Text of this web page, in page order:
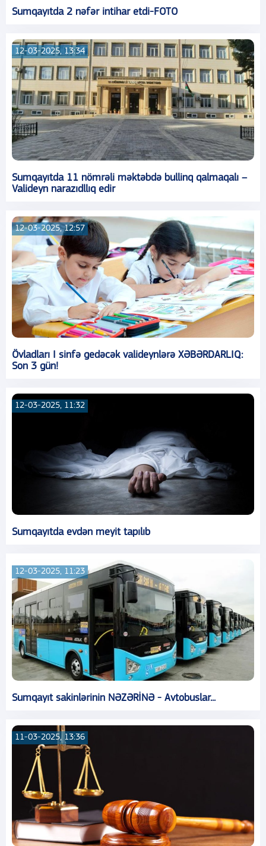
Sumqayıtda 2 nəfər intihar etdi-FOTO
12-03-2025, 13:34
Sumqayıtda 11 nömrəli məktəbdə bullinq qalmaqalı –
Valideyn narazıdllıq edir
12-03-2025, 12:57
Övladları I sinfə gedəcək valideynlərə XƏBƏRDARLIQ:
Son 3 gün!
12-03-2025, 11:32
Sumqayıtda evdən meyit tapılıb
12-03-2025, 11:23
Sumqayıt sakinlərinin NƏZƏRİNƏ - Avtobuslar...
11-03-2025, 13:36